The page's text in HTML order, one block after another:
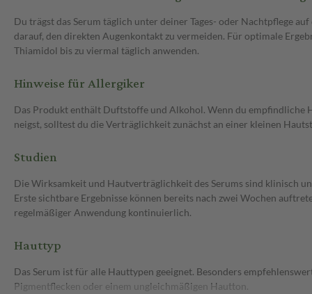
Du trägst das Serum täglich unter deiner Tages- oder Nachtpflege
darauf, den direkten Augenkontakt zu vermeiden. Für optimale
Thiamidol bis zu viermal täglich anwenden.
Hinweise für Allergiker
Das Produkt enthält Duftstoffe und Alkohol. Wenn du empfindliche
neigst, solltest du die Verträglichkeit zunächst an einer kleinen
Studien
Die Wirksamkeit und Hautverträglichkeit des Serums sind klinisch
Erste sichtbare Ergebnisse können bereits nach zwei Wochen
regelmäßiger Anwendung kontinuierlich.
Hauttyp
Das Serum ist für alle Hauttypen geeignet. Besonders
Pigmentflecken oder einem ungleichmäßigen Hautton.